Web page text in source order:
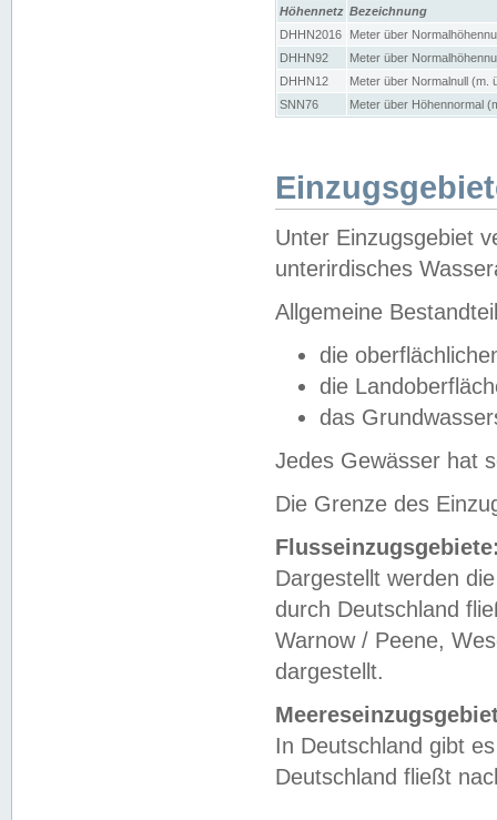
Höhennetz Bezeichnung
DHHN2016
Meter über
DHHN92
Meter über
DHHN12
Meter über Normalnull (m.
SNN76
Meter über Höhennormal
Unter Einzugsgebiet
unterirdisches
Allgemeine
die
die
das
Jedes Gewässer hat
Die Grenze des
Dargestellt werden
durch Deutschland
Warnow / Peene,
dargestellt.
In Deutschland gibt
Deutschland fließt